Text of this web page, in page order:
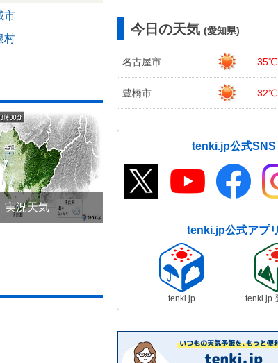
市
村
実況天気
今日の天気 (愛知県)
名古屋市 35℃
豊橋市 32℃
tenki.jp公式SNS
tenki.jp公式アプリ
tenki.jp tenki.jp